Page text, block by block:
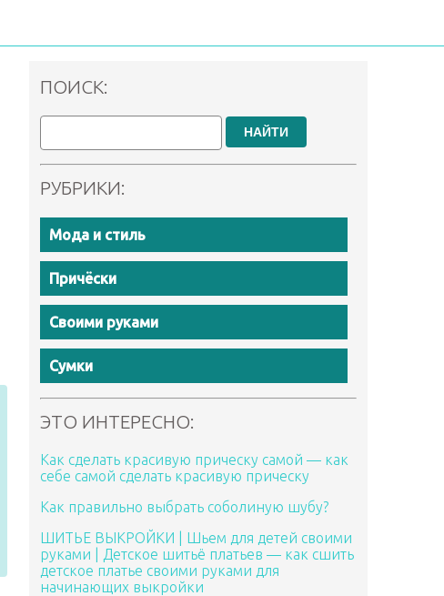
ПОИСК:
НАЙТИ
РУБРИКИ:
Мода и стиль
Причёски
Своими руками
Сумки
ЭТО ИНТЕРЕСНО:
Как сделать красивую прическу самой — как
себе самой сделать красивую прическу
Как правильно выбрать соболиную шубу?
ШИТЬЕ ВЫКРОЙКИ | Шьем для детей своими
руками | Детское шитьё платьев — как сшить
детское платье своими руками для
начинающих выкройки